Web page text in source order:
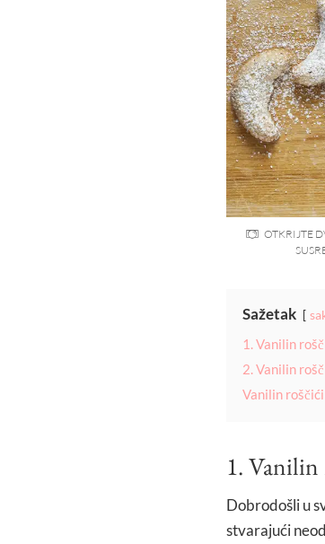
OTKRIJTE
Sažetak
1. Vanilin
2. Vanilin
Vanilin
1. Vanilin
Dobrodošli u
stvarajući